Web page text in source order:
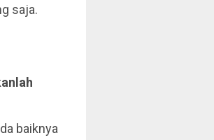
saja.
baiknya